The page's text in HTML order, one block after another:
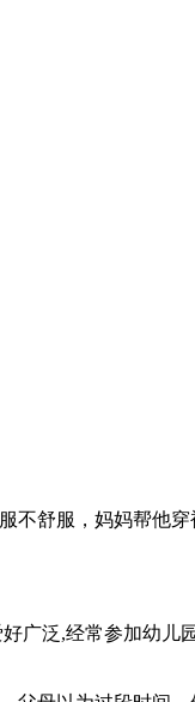
不舒服，妈妈帮他
广泛,经常参加幼